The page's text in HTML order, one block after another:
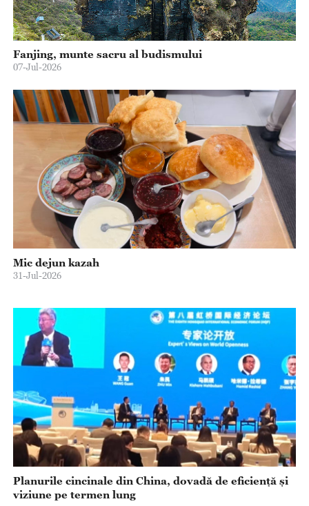
Fanjing, munte sacru al budismului
07-Jul-2026
Mic dejun kazah
31-Jul-2026
Planurile cincinale din China, dovadă de eficiență și
viziune pe termen lung